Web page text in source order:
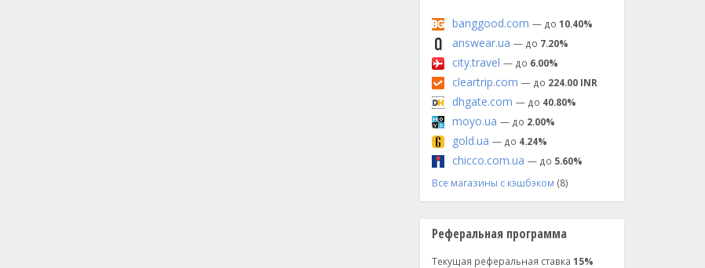
banggood.com — до 10.40%
answear.ua — до 7.20%
city.travel — до 6.00%
cleartrip.com — до 224.00 INR
dhgate.com — до 40.80%
moyo.ua — до 2.00%
gold.ua — до 4.24%
chicco.com.ua — до 5.60%
Все магазины с кэшбэком (8)
Реферальная программа
Текущая реферальная ставка 15%